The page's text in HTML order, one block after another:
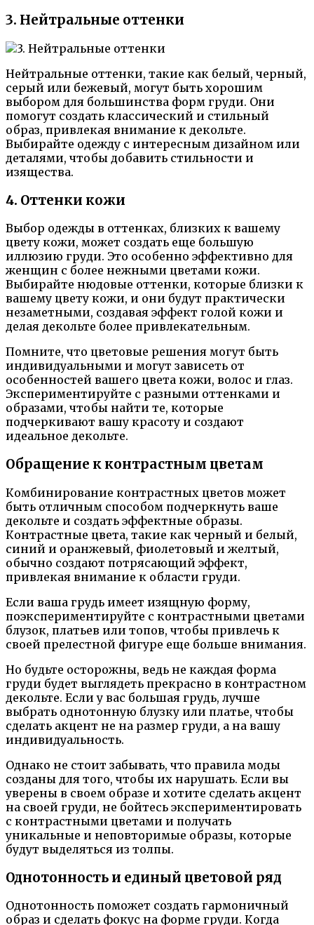
3. Нейтральные оттенки
Нейтральные оттенки, такие как белый, черный,
серый или бежевый, могут быть хорошим
выбором для большинства форм груди. Они
помогут создать классический и стильный
образ, привлекая внимание к декольте.
Выбирайте одежду с интересным дизайном или
деталями, чтобы добавить стильности и
изящества.
4. Оттенки кожи
Выбор одежды в оттенках, близких к вашему
цвету кожи, может создать еще большую
иллюзию груди. Это особенно эффективно для
женщин с более нежными цветами кожи.
Выбирайте нюдовые оттенки, которые близки к
вашему цвету кожи, и они будут практически
незаметными, создавая эффект голой кожи и
делая декольте более привлекательным.
Помните, что цветовые решения могут быть
индивидуальными и могут зависеть от
особенностей вашего цвета кожи, волос и глаз.
Экспериментируйте с разными оттенками и
образами, чтобы найти те, которые
подчеркивают вашу красоту и создают
идеальное декольте.
Обращение к контрастным цветам
Комбинирование контрастных цветов может
быть отличным способом подчеркнуть ваше
декольте и создать эффектные образы.
Контрастные цвета, такие как черный и белый,
синий и оранжевый, фиолетовый и желтый,
обычно создают потрясающий эффект,
привлекая внимание к области груди.
Если ваша грудь имеет изящную форму,
поэкспериментируйте с контрастными цветами
блузок, платьев или топов, чтобы привлечь к
своей прелестной фигуре еще больше внимания.
Но будьте осторожны, ведь не каждая форма
груди будет выглядеть прекрасно в контрастном
декольте. Если у вас большая грудь, лучше
выбрать однотонную блузку или платье, чтобы
сделать акцент не на размер груди, а на вашу
индивидуальность.
Однако не стоит забывать, что правила моды
созданы для того, чтобы их нарушать. Если вы
уверены в своем образе и хотите сделать акцент
на своей груди, не бойтесь экспериментировать
с контрастными цветами и получать
уникальные и неповторимые образы, которые
будут выделяться из толпы.
Однотонность и единый цветовой ряд
Однотонность поможет создать гармоничный
образ и сделать фокус на форме груди. Когда